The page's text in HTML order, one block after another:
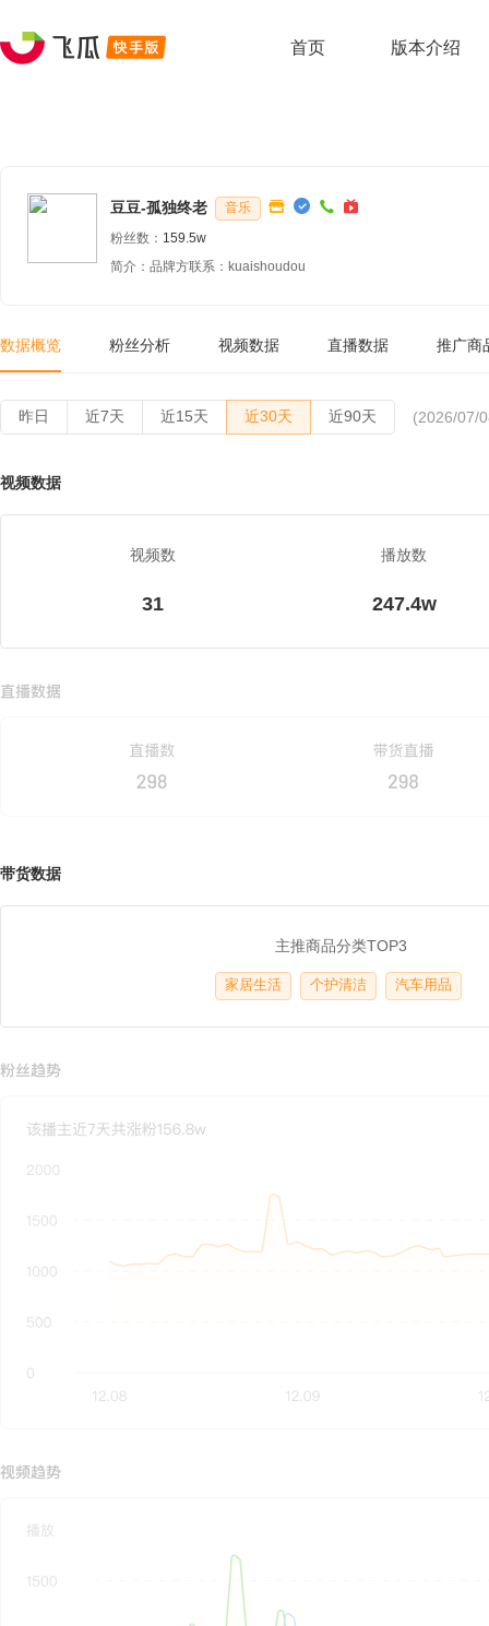
首页 版本介绍
豆豆-孤独终老
音乐
粉丝数： 159.5w
简介：品牌方联系：kuaishoudou
数据概览 粉丝分析 视频数据 直播数据 推广商
昨日 近7天 近15天 近30天 近90天 (2026/07/
视频数据
视频数
31
播放数
247.4w
带货数据
主推商品分类TOP3
家居生活 个护清洁 汽车用品